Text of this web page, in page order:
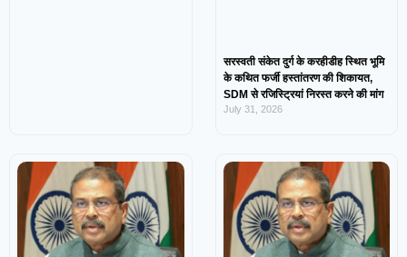
सरस्वती संकेत दुर्ग के करहीडीह स्थित भूमि
के कथित फर्जी हस्तांतरण की शिकायत,
SDM से रजिस्ट्रियां निरस्त करने की मांग
July 31, 2026